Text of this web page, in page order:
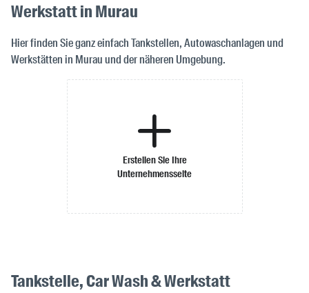
Werkstatt in Murau
Hier finden Sie ganz einfach Tankstellen, Autowaschanlagen und
Werkstätten in Murau und der näheren Umgebung.
Erstellen Sie Ihre
Unternehmensseite
Tankstelle, Car Wash & Werkstatt